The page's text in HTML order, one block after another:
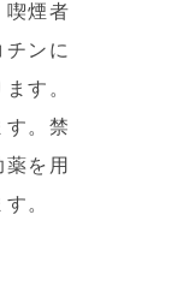
煙者
ンに
す。
。禁
を用
。